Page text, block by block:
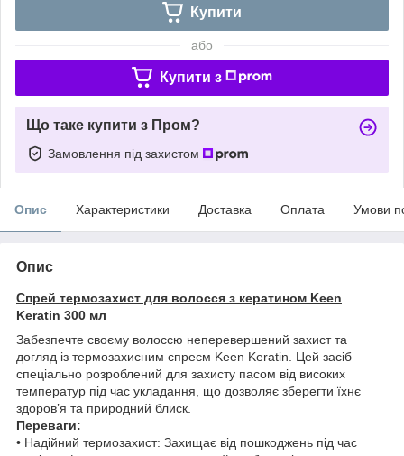
Купити
або
Купити з
Що таке купити з Пром?
Замовлення під захистом
Опис Характеристики Доставка Оплата Умови
Опис
Спрей термозахист для волосся з кератином Keen
Keratin 300 мл
Забезпечте своєму волоссю неперевершений захист та
догляд із термозахисним спреєм Keen Keratin. Цей засіб
спеціально розроблений для захисту пасом від високих
температур під час укладання, що дозволяє зберегти їхнє
здоров’я та природний блиск.
Переваги:
• Надійний термозахист: Захищає від пошкоджень під час